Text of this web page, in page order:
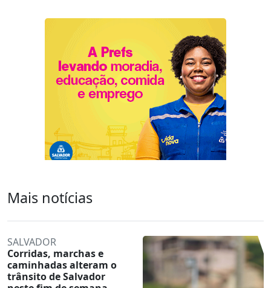
Mais notícias
SALVADOR
Corridas, marchas e
caminhadas alteram o
trânsito de Salvador